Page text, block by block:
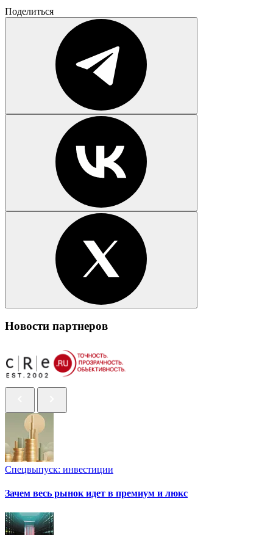
Поделиться
Новости партнеров
Спецвыпуск: инвестиции
Зачем весь рынок идет в премиум и люкс